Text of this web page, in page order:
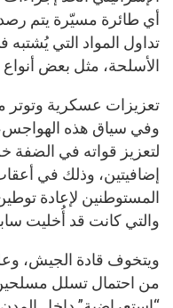
أي طائرة مسيّرة يتم
تداول المواد التي يُشتبه
الأسلحة، مثل بعض أنواع
تعزيزات عسكرية وتوتر
وفي سياق هذه
لتعزيز قواته في الضفة
إضافيتين، وذلك في
المستوطنين لإعادة
والتي كانت قد أُخليت
ويتخوف قادة الجيش،
من احتمال تسلل